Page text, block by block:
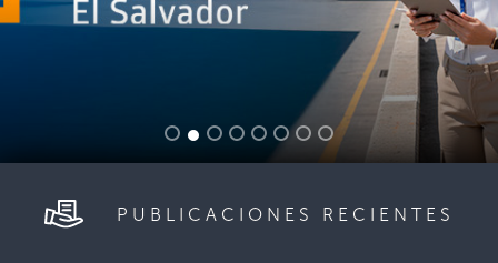
PUBLICACIONES RECIENTES